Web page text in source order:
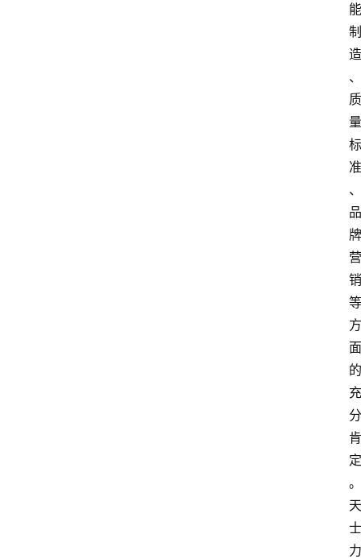
能
制
造
、
质
量
标
准
、
品
牌
营
销
等
方
面
的
充
分
肯
定
。
天
士
力